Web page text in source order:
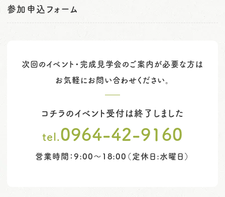
参加申込フォーム
次回のイベント・完成見学会のご案内が必要な方は
お気軽にお問い合わせください。
コチラのイベント受付は終了しました
tel.0964-42-9160
営業時間：9:00～18:00（定休日:水曜日）